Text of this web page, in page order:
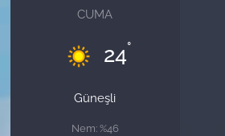
CUMA
24°
Güneşli
Nem: %46